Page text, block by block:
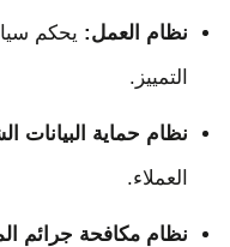
نظام العمل: يحكم
التمييز.
نظام حماية البيانات
العملاء.
نظام مكافحة جرائم